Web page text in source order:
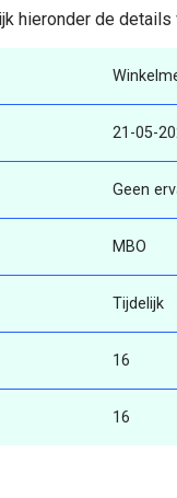
hieronder de details
21-05-
Geen
MBO
Tijdelijk
16
16